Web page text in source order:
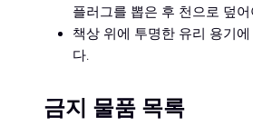
플러그를 뽑은 후 천으로 덮
책상 위에 투명한 유리 용기
다.
금지 물품 목록